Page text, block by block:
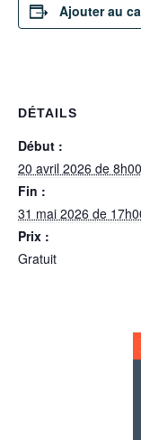
Ajouter au
DÉTAILS
Début :
20 avril 2026 de 8h00
Fin :
31 mai 2026 de
Prix :
Gratuit